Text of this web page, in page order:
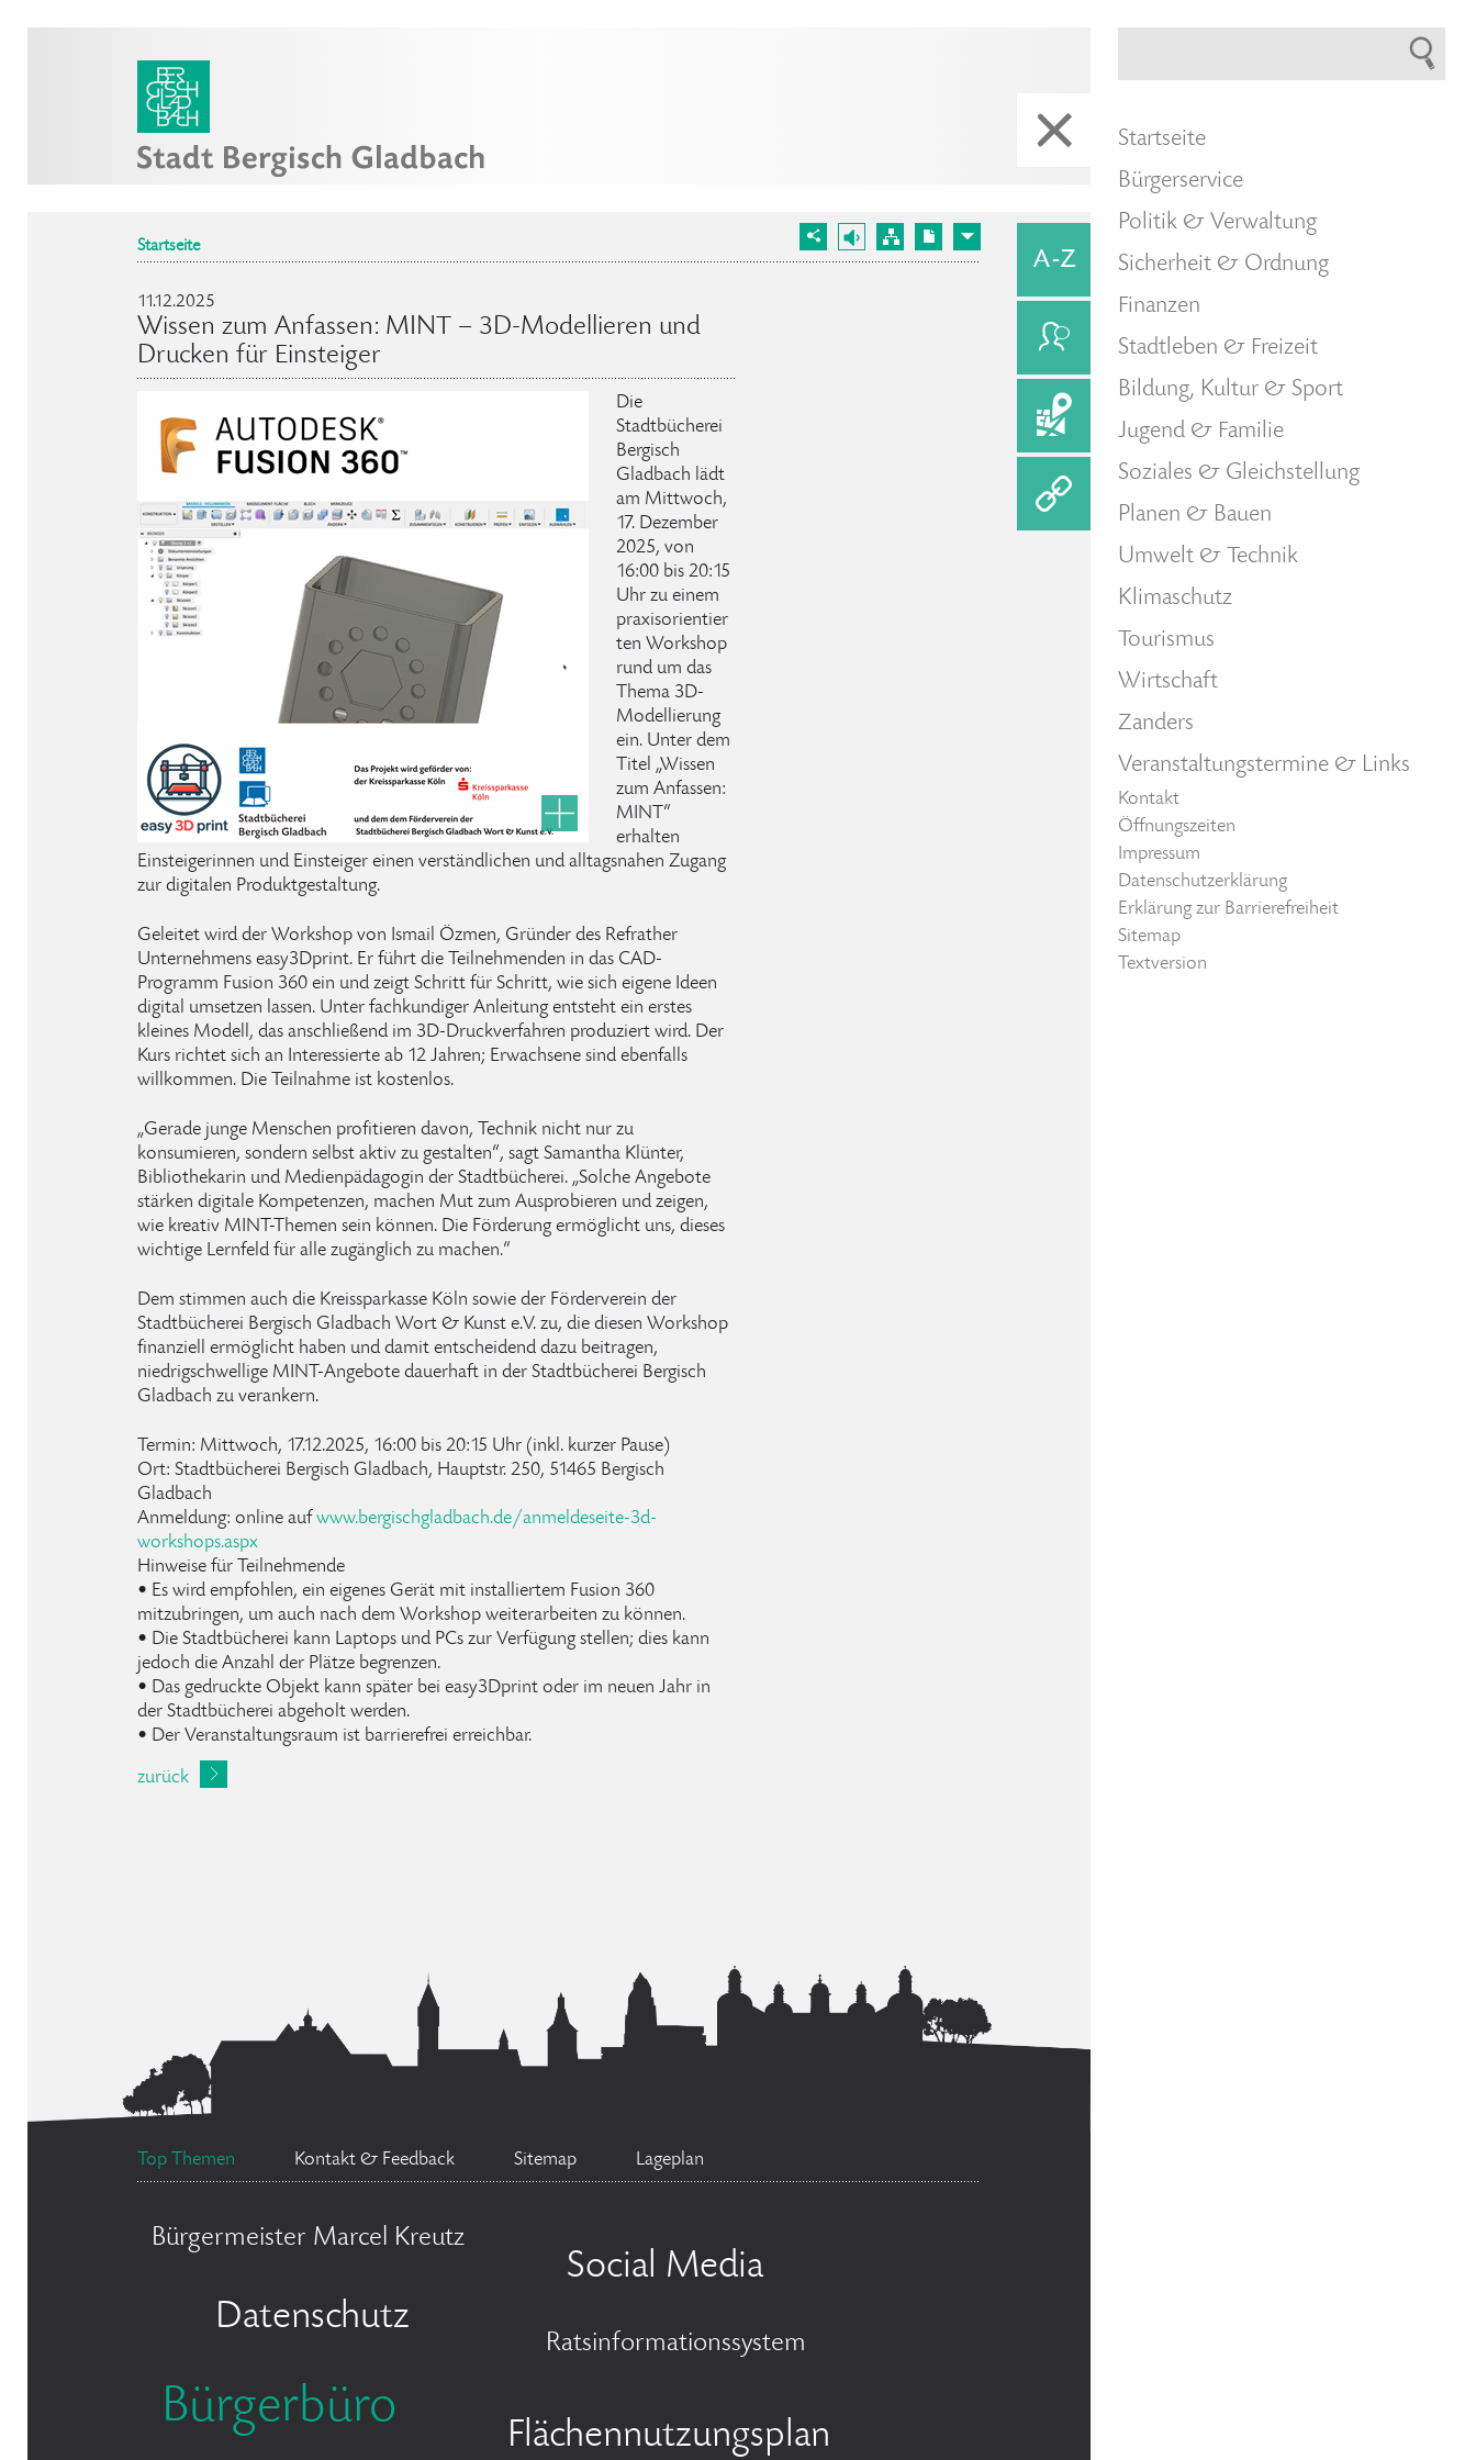
Startseite
11.12.2025
Wissen zum Anfassen: MINT – 3D-Modellieren und
Drucken für Einsteiger
Die
Stadtbücherei
Bergisch
Gladbach lädt
am Mittwoch,
17. Dezember
2025, von
16:00 bis 20:15
Uhr zu einem
praxisorientier
ten Workshop
rund um das
Thema 3D-
Modellierung
ein. Unter dem
Titel „Wissen
zum Anfassen:
MINT“
erhalten
Einsteigerinnen und Einsteiger einen verständlichen und alltagsnahen Zugang
zur digitalen Produktgestaltung.
Geleitet wird der Workshop von Ismail Özmen, Gründer des Refrather
Unternehmens easy3Dprint. Er führt die Teilnehmenden in das CAD-
Programm Fusion 360 ein und zeigt Schritt für Schritt, wie sich eigene Ideen
digital umsetzen lassen. Unter fachkundiger Anleitung entsteht ein erstes
kleines Modell, das anschließend im 3D-Druckverfahren produziert wird. Der
Kurs richtet sich an Interessierte ab 12 Jahren; Erwachsene sind ebenfalls
willkommen. Die Teilnahme ist kostenlos.
„Gerade junge Menschen profitieren davon, Technik nicht nur zu
konsumieren, sondern selbst aktiv zu gestalten“, sagt Samantha Klünter,
Bibliothekarin und Medienpädagogin der Stadtbücherei. „Solche Angebote
stärken digitale Kompetenzen, machen Mut zum Ausprobieren und zeigen,
wie kreativ MINT-Themen sein können. Die Förderung ermöglicht uns, dieses
wichtige Lernfeld für alle zugänglich zu machen.“
Dem stimmen auch die Kreissparkasse Köln sowie der Förderverein der
Stadtbücherei Bergisch Gladbach Wort & Kunst e.V. zu, die diesen Workshop
finanziell ermöglicht haben und damit entscheidend dazu beitragen,
niedrigschwellige MINT-Angebote dauerhaft in der Stadtbücherei Bergisch
Gladbach zu verankern.
Termin: Mittwoch, 17.12.2025, 16:00 bis 20:15 Uhr (inkl. kurzer Pause)
Ort: Stadtbücherei Bergisch Gladbach, Hauptstr. 250, 51465 Bergisch
Gladbach
Anmeldung: online aufwww.bergischgladbach.de/anmeldeseite-3d-
workshops.aspx
Hinweise für Teilnehmende
• Es wird empfohlen, ein eigenes Gerät mit installiertem Fusion 360
mitzubringen, um auch nach dem Workshop weiterarbeiten zu können.
• Die Stadtbücherei kann Laptops und PCs zur Verfügung stellen; dies kann
jedoch die Anzahl der Plätze begrenzen.
• Das gedruckte Objekt kann später bei easy3Dprint oder im neuen Jahr in
der Stadtbücherei abgeholt werden.
• Der Veranstaltungsraum ist barrierefrei erreichbar.
zurück
Top Themen Kontakt & Feedback Sitemap Lageplan
Bürgermeister Marcel Kreutz
Social Media
Datenschutz
Ratsinformationssystem
Bürgerbüro
Flächennutzungsplan
Startseite
Bürgerservice
Politik & Verwaltung
Sicherheit & Ordnung
Finanzen
Stadtleben & Freizeit
Bildung, Kultur & Sport
Jugend & Familie
Soziales & Gleichstellung
Planen & Bauen
Umwelt & Technik
Klimaschutz
Tourismus
Wirtschaft
Zanders
Veranstaltungstermine & Links
Kontakt
Öffnungszeiten
Impressum
Datenschutzerklärung
Erklärung zur Barrierefreiheit
Sitemap
Textversion